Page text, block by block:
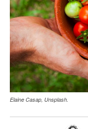
Elaine Casap, Unsplash.